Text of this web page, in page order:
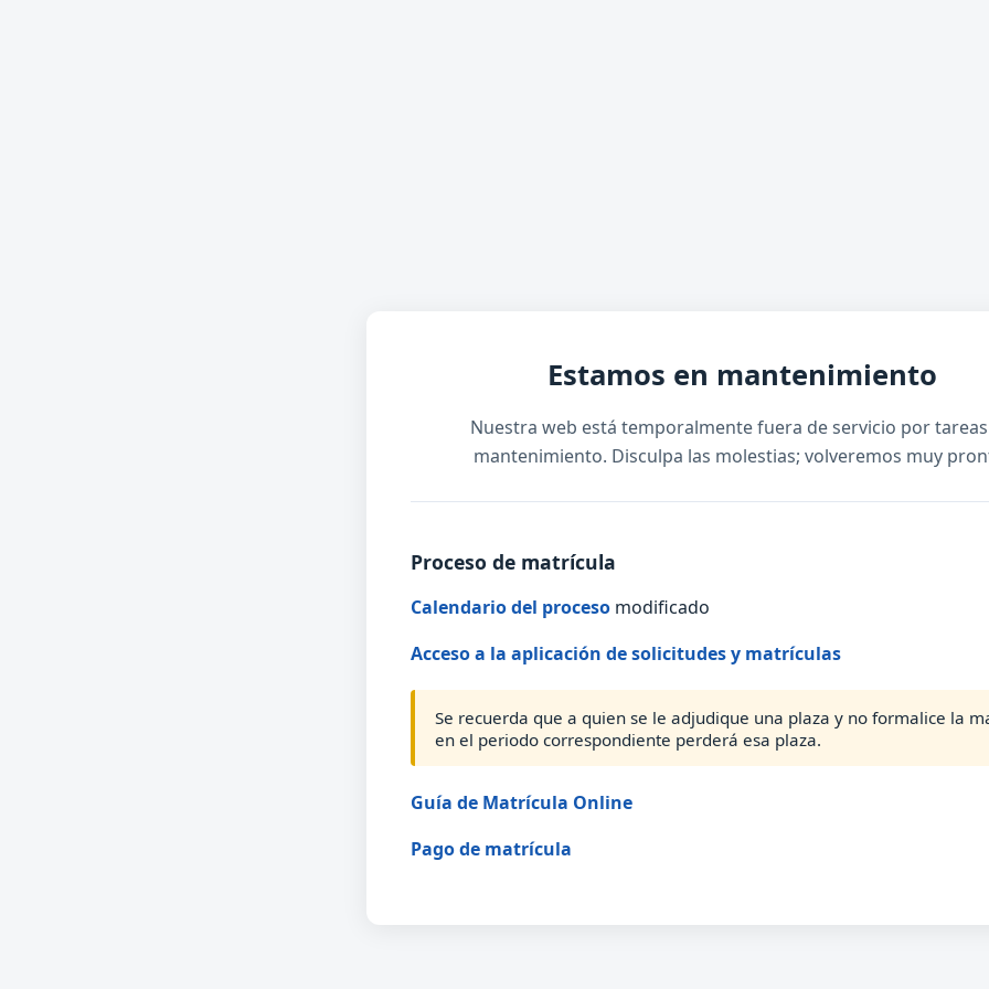
Estamos en mantenimiento
Nuestra web está temporalmente fuera de servicio por
mantenimiento. Disculpa las molestias; volveremos muy
Proceso de matrícula
Calendario del proceso modificado
Acceso a la aplicación de solicitudes y matrículas
Se recuerda que a quien se le adjudique una plaza y no formalice la
en el periodo correspondiente perderá esa plaza.
Guía de Matrícula Online
Pago de matrícula